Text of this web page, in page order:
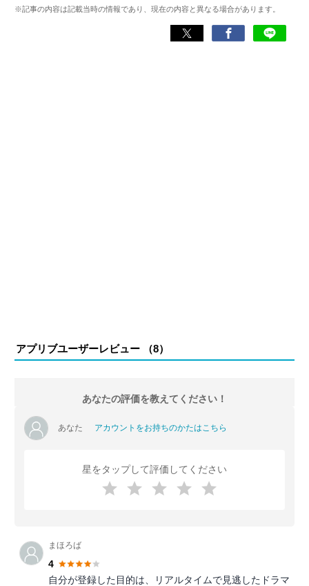
※記事の内容は記載当時の情報であり、現在の内容と異なる場合があります。
アプリブユーザーレビュー （8）
あなたの評価を教えてください！
あなた アカウントをお持ちのかたはこちら
星をタップして評価してください
まほろば
4
自分が登録した目的は、リアルタイムで見逃したドラマ